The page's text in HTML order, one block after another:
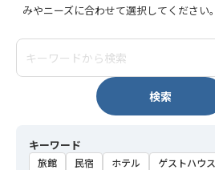
みやニーズに合わせて選択してください。
検索
キーワード
旅館 民宿 ホテル ゲストハウス